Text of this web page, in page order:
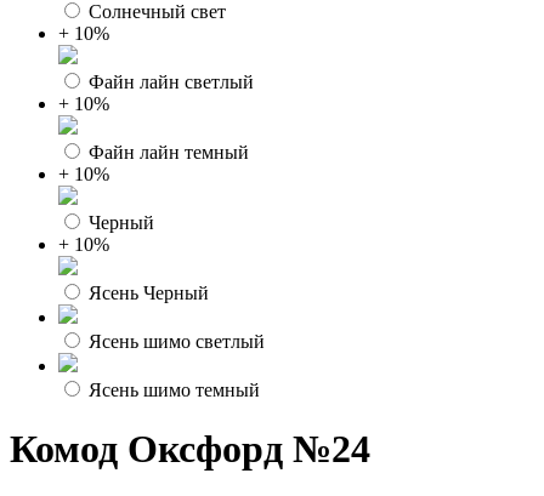
Солнечный свет
+ 10%
Файн лайн светлый
+ 10%
Файн лайн темный
+ 10%
Черный
+ 10%
Ясень Черный
Ясень шимо светлый
Ясень шимо темный
Комод Оксфорд №24